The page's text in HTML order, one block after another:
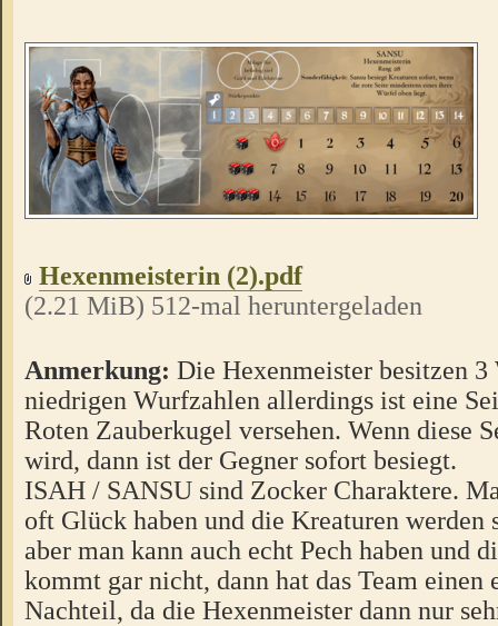
Hexenmeisterin (2).pdf
(2.21 MiB) 512-mal heruntergeladen
Anmerkung: Die Hexenmeister besitzen
niedrigen Wurfzahlen allerdings ist eine
Roten Zauberkugel versehen. Wenn diese
wird, dann ist der Gegner sofort besiegt.
ISAH / SANSU sind Zocker Charaktere.
oft Glück haben und die Kreaturen werden
aber man kann auch echt Pech haben und
kommt gar nicht, dann hat das Team einen
Nachteil, da die Hexenmeister dann nur